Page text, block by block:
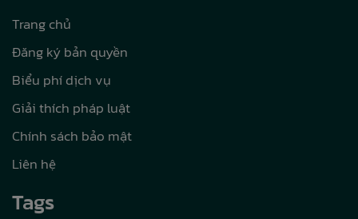
Trang chủ
Đăng ký bản quyền
Biểu phí dịch vụ
Giải thích pháp luật
Chính sách bảo mật
Liên hệ
Tags